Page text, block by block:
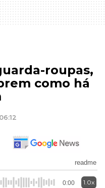
roupas,
como há
readme
0:00 1.0x